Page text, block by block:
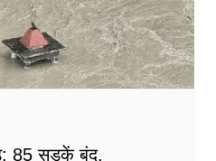
85 सड़कें बंद,